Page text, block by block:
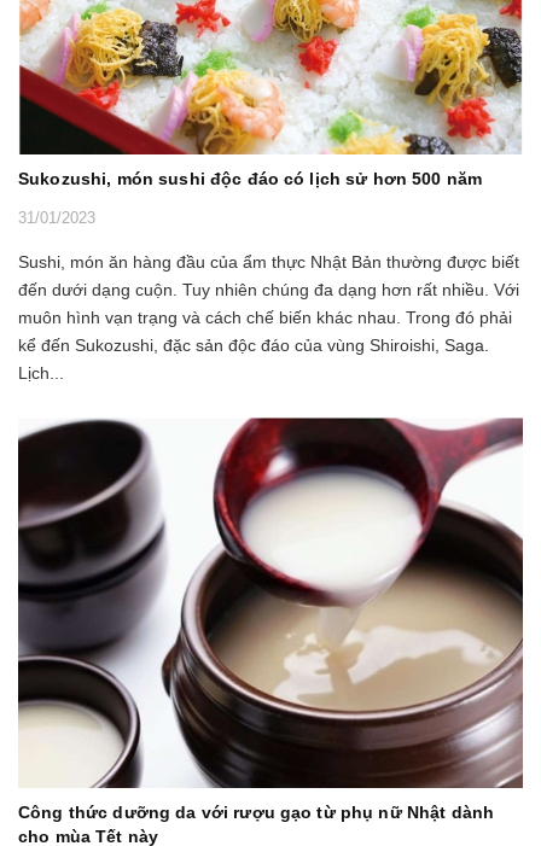
Sukozushi, món sushi độc đáo có lịch sử hơn 500 năm
31/01/2023
Sushi, món ăn hàng đầu của ẩm thực Nhật Bản thường được biết
đến dưới dạng cuộn. Tuy nhiên chúng đa dạng hơn rất nhiều. Với
muôn hình vạn trạng và cách chế biến khác nhau. Trong đó phải
kể đến Sukozushi, đặc sản độc đáo của vùng Shiroishi, Saga.
Lịch...
Công thức dưỡng da với rượu gạo từ phụ nữ Nhật dành
cho mùa Tết này